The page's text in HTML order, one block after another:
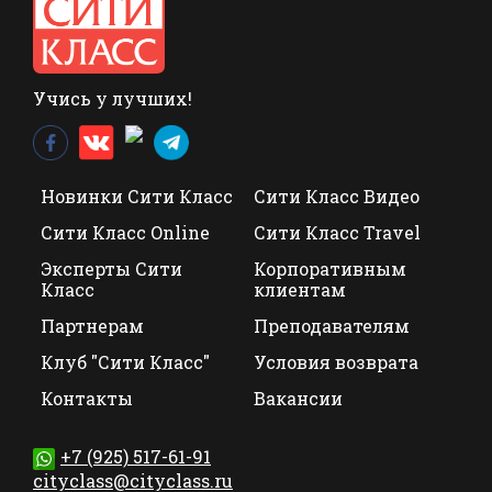
Учись у лучших!
Новинки Сити Класс
Сити Класс Видео
Сити Класс Online
Сити Класс Travel
Эксперты Сити
Класс
Корпоративным
клиентам
Партнерам
Преподавателям
Клуб "Сити Класс"
Условия возврата
Контакты
Вакансии
+7 (925) 517-61-91
cityclass@cityclass.ru